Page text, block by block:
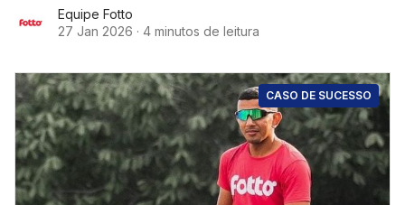
Outdoor)
Equipe Fotto
27 Jan 2026 · 4 minutos de leitura
CASO DE SUCESSO